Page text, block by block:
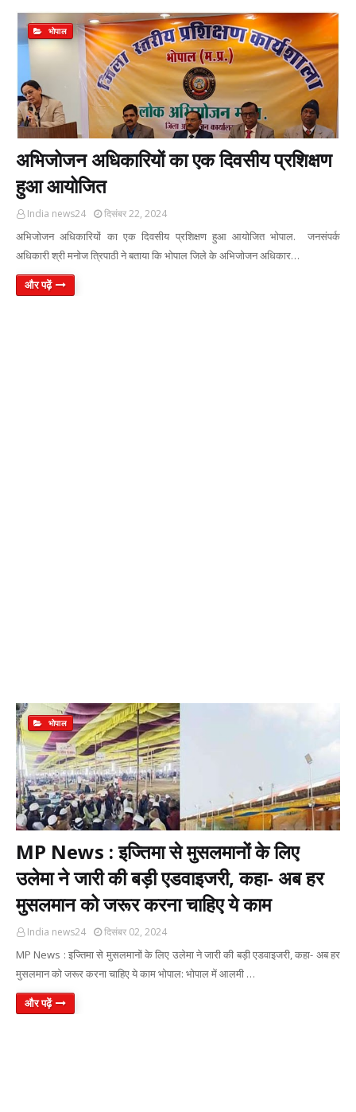
भोपाल
अभिजोजन अधिकारियों का एक दिवसीय प्रशिक्षण
हुआ आयोजित
India news24 दिसंबर 22, 2024
अभिजोजन अधिकारियों का एक दिवसीय प्रशिक्षण हुआ आयोजित भोपाल. जनसंपर्क
अधिकारी श्री मनोज त्रिपाठी ने बताया कि भोपाल जिले के अभिजोजन अधिकार…
और पढ़ें
भोपाल
MP News : इज्तिमा से मुसलमानों के लिए
उलेमा ने जारी की बड़ी एडवाइजरी, कहा- अब हर
मुसलमान को जरूर करना चाहिए ये काम
India news24 दिसंबर 02, 2024
MP News : इज्तिमा से मुसलमानों के लिए उलेमा ने जारी की बड़ी एडवाइजरी, कहा- अब हर
मुसलमान को जरूर करना चाहिए ये काम भोपाल: भोपाल में आलमी …
और पढ़ें